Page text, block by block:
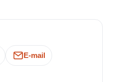
E-mail